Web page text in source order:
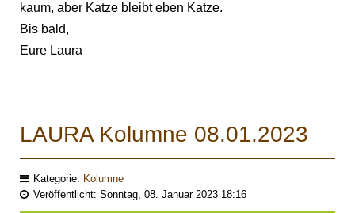
kaum, aber Katze bleibt eben Katze.
Bis bald,
Eure Laura
LAURA Kolumne 08.01.2023
Kategorie: Kolumne
Veröffentlicht: Sonntag, 08. Januar 2023 18:16